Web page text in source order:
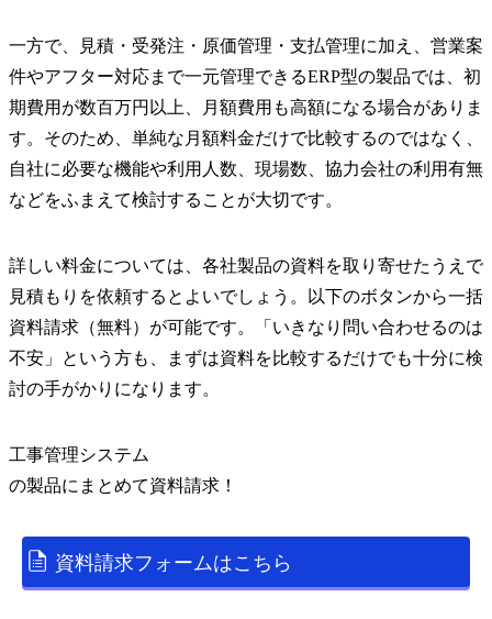
一方で、見積・受発注・原価管理・支払管理に加え、営業案
件やアフター対応まで一元管理できるERP型の製品では、初
期費用が数百万円以上、月額費用も高額になる場合がありま
す。そのため、単純な月額料金だけで比較するのではなく、
自社に必要な機能や利用人数、現場数、協力会社の利用有無
などをふまえて検討することが大切です。
詳しい料金については、各社製品の資料を取り寄せたうえで
見積もりを依頼するとよいでしょう。以下のボタンから一括
資料請求（無料）が可能です。「いきなり問い合わせるのは
不安」という方も、まずは資料を比較するだけでも十分に検
討の手がかりになります。
工事管理システム
の製品にまとめて資料請求！
資料請求フォームはこちら